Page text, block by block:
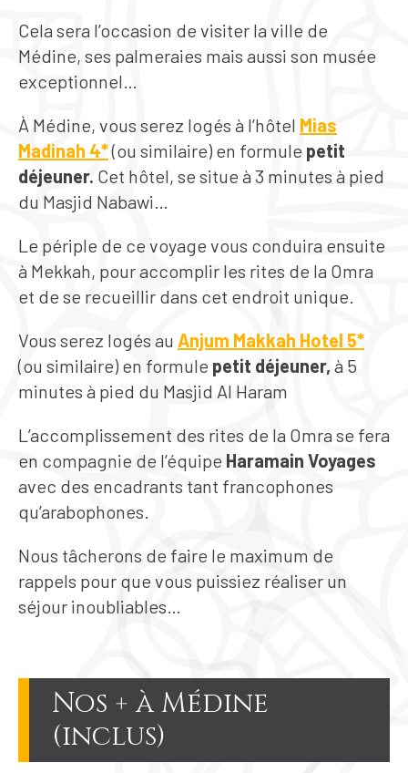
Cela sera l’occasion de visiter la ville de
Médine, ses palmeraies mais aussi son musée
exceptionnel…
À Médine, vous serez logés à l’hôtel Mias
Madinah 4*(ou similaire) en formule petit
déjeuner. Cet hôtel, se situe à 3 minutes à pied
du Masjid Nabawi…
Le périple de ce voyage vous conduira ensuite
à Mekkah, pour accomplir les rites de la Omra
et de se recueillir dans cet endroit unique.
Vous serez logés au Anjum Makkah Hotel 5*
(ou similaire) en formule petit déjeuner, à 5
minutes à pied du Masjid Al Haram
L’accomplissement des rites de la Omra se fera
en compagnie de l’équipe Haramain Voyages
avec des encadrants tant francophones
qu’arabophones.
Nous tâcherons de faire le maximum de
rappels pour que vous puissiez réaliser un
séjour inoubliables…
Nos + à Médine
(inclus)